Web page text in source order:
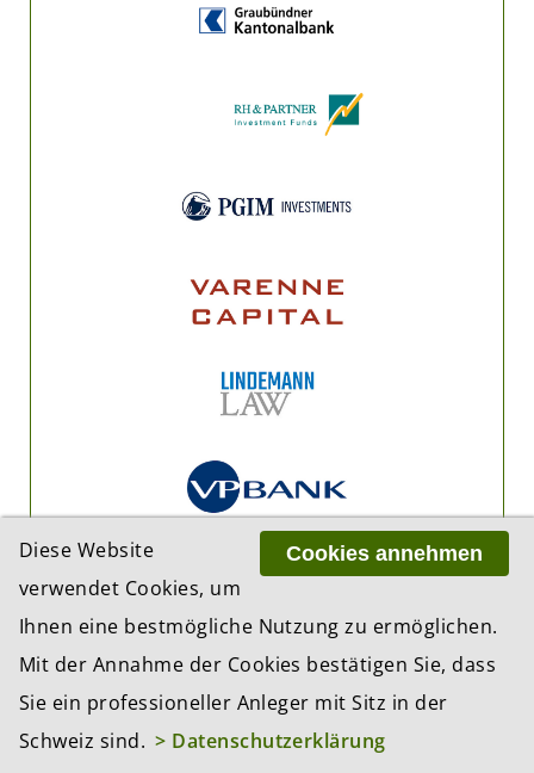
Cookies annehmen
Diese Website
verwendet Cookies, um
Ihnen eine bestmögliche Nutzung zu ermöglichen.
Mit der Annahme der Cookies bestätigen Sie, dass
Sie ein professioneller Anleger mit Sitz in der
Schweiz sind. > Datenschutzerklärung